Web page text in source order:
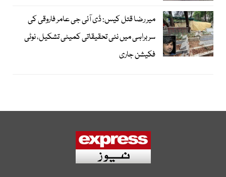
میر رضا قتل کیس: ڈی آئی جی عامر فاروقی کی
سربراہی میں نئی تحقیقاتی کمیٹی تشکیل، نوٹی
فکیشن جاری